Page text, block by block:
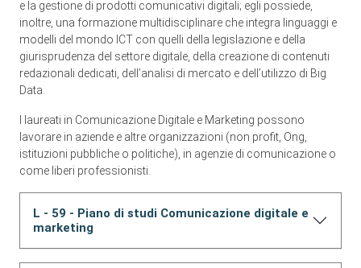
e la gestione di prodotti comunicativi digitali; egli possiede,
inoltre, una formazione multidisciplinare che integra linguaggi e
modelli del mondo ICT con quelli della legislazione e della
giurisprudenza del settore digitale, della creazione di contenuti
redazionali dedicati, dell’analisi di mercato e dell’utilizzo di Big
Data.
I laureati in Comunicazione Digitale e Marketing possono
lavorare in aziende e altre organizzazioni (non profit, Ong,
istituzioni pubbliche o politiche), in agenzie di comunicazione o
come liberi professionisti.
L - 59 - Piano di studi Comunicazione digitale e
marketing